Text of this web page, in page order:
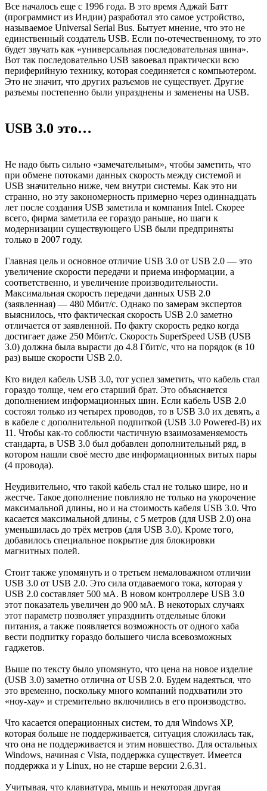
Все началось еще с 1996 года. В это время Аджай Батт
(программист из Индии) разработал это самое устройство,
называемое Universal Serial Bus. Бытует мнение, что это не
единственный создатель USB. Если по-отечественному, то это
будет звучать как «универсальная последовательная шина».
Вот так последовательно USB завоевал практически всю
периферийную технику, которая соединяется с компьютером.
Это не значит, что других разъемов не существует. Другие
разъемы постепенно были упразднены и заменены на USB.
USB 3.0 это…
Не надо быть сильно «замечательным», чтобы заметить, что
при обмене потоками данных скорость между системой и
USB значительно ниже, чем внутри системы. Как это ни
странно, но эту закономерность примерно через одиннадцать
лет после создания USB заметила и компания Intel. Скорее
всего, фирма заметила ее гораздо раньше, но шаги к
модернизации существующего USB были предприняты
только в 2007 году.
Главная цель и основное отличие USB 3.0 от USB 2.0 — это
увеличение скорости передачи и приема информации, а
соответственно, и увеличение производительности.
Максимальная скорость передачи данных USB 2.0
(заявленная) — 480 Мбит/с. Однако по замерам экспертов
выяснилось, что фактическая скорость USB 2.0 заметно
отличается от заявленной. По факту скорость редко когда
достигает даже 250 Мбит/с. Скорость SuperSpeed USB (USB
3.0) должна была вырасти до 4.8 Гбит/с, что на порядок (в 10
раз) выше скорости USB 2.0.
Кто видел кабель USB 3.0, тот успел заметить, что кабель стал
гораздо толще, чем его старший брат. Это объясняется
дополнением информационных шин. Если кабель USB 2.0
состоял только из четырех проводов, то в USB 3.0 их девять, а
в кабеле с дополнительной подпиткой (USB 3.0 Powered-B) их
11. Чтобы как-то соблюсти частичную взаимозаменяемость
стандарта, в USB 3.0 был добавлен дополнительный ряд, в
котором нашли своё место две информационных витых пары
(4 провода).
Неудивительно, что такой кабель стал не только шире, но и
жестче. Такое дополнение повлияло не только на укорочение
максимальной длины, но и на стоимость кабеля USB 3.0. Что
касается максимальной длины, с 5 метров (для USB 2.0) она
уменьшилась до трёх метров (для USB 3.0). Кроме того,
добавилось специальное покрытие для блокировки
магнитных полей.
Стоит также упомянуть и о третьем немаловажном отличии
USB 3.0 от USB 2.0. Это сила отдаваемого тока, которая у
USB 2.0 составляет 500 мА. В новом контроллере USB 3.0
этот показатель увеличен до 900 мА. В некоторых случаях
этот параметр позволяет упразднить отдельные блоки
питания, а также появляется возможность от одного хаба
вести подпитку гораздо большего числа всевозможных
гаджетов.
Выше по тексту было упомянуто, что цена на новое изделие
(USB 3.0) заметно отлична от USB 2.0. Будем надеяться, что
это временно, поскольку много компаний подхватили это
«ноу-хау» и стремительно включились в его производство.
Что касается операционных систем, то для Windows XP,
которая больше не поддерживается, ситуация сложилась так,
что она не поддерживается и этим новшество. Для остальных
Windows, начиная с Vista, поддержка существует. Имеется
поддержка и у Linux, но не старше версии 2.6.31.
Учитывая, что клавиатура, мышь и некоторая другая